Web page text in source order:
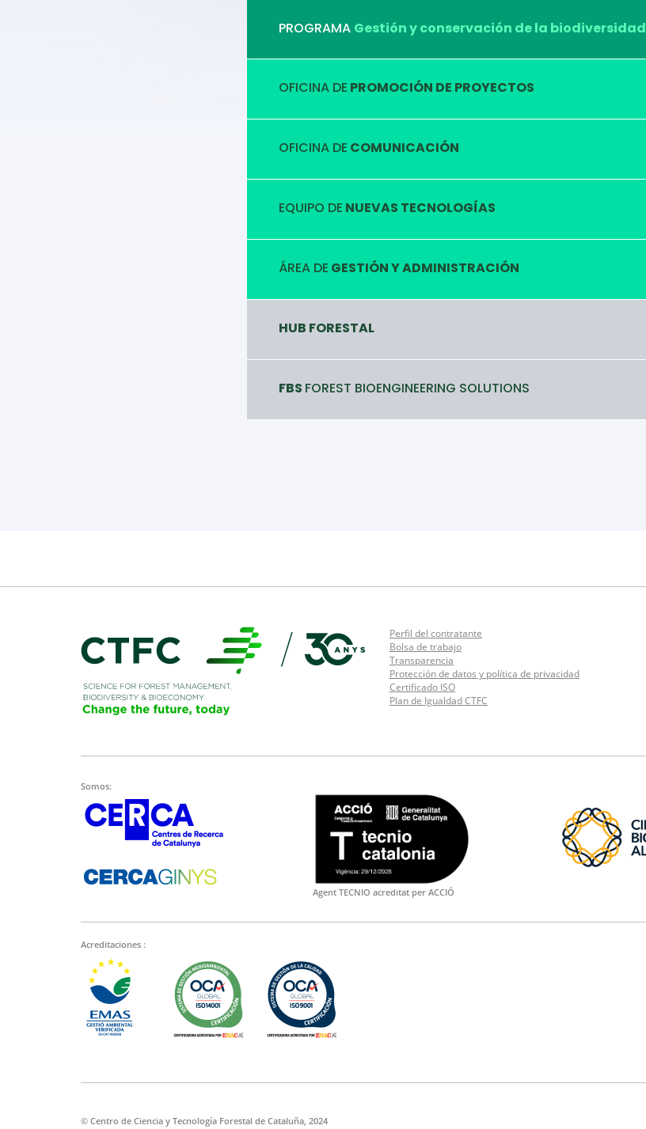
PROGRAMA Gestión y conservación de la biodiversidad
OFICINA DE PROMOCIÓN DE PROYECTOS
OFICINA DE COMUNICACIÓN
EQUIPO DE NUEVAS TECNOLOGÍAS
ÁREA DE GESTIÓN Y ADMINISTRACIÓN
HUB FORESTAL
FBS FOREST BIOENGINEERING SOLUTIONS
Perfil del contratante
Bolsa de trabajo
Transparencia
Protección de datos y política de privacidad
Certificado ISO
Plan de Igualdad CTFC
Somos:
Agent TECNIO acreditat per ACCIÓ
Acreditaciones :
© Centro de Ciencia y Tecnología Forestal de Cataluña, 2024